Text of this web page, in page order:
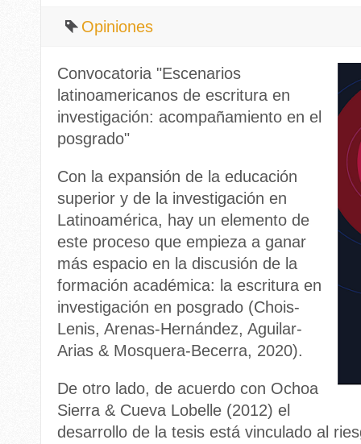
Opiniones
Convocatoria "Escenarios
latinoamericanos de escritura en
investigación: acompañamiento en el
posgrado"
Con la expansión de la educación
superior y de la investigación en
Latinoamérica, hay un elemento de
este proceso que empieza a ganar
más espacio en la discusión de la
formación académica: la escritura en
investigación en posgrado (Chois-
Lenis, Arenas-Hernández, Aguilar-
Arias & Mosquera-Becerra, 2020).
De otro lado, de acuerdo con Ochoa
Sierra & Cueva Lobelle (2012) el
desarrollo de la tesis está vinculado al